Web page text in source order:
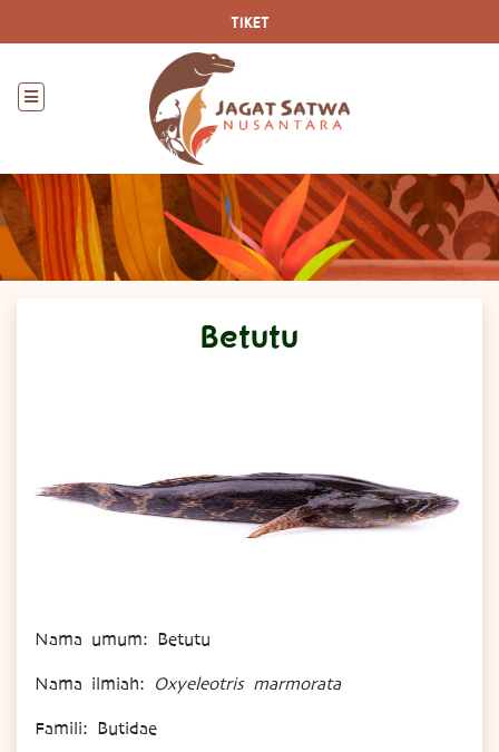
TIKET
Betutu
Nama umum: Betutu
Nama ilmiah: Oxyeleotris marmorata
Famili: Butidae